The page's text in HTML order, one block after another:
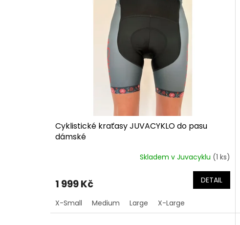
Cyklistické kraťasy JUVACYKLO do pasu
dámské
Skladem v Juvacyklu (1 ks)
1 999 Kč DETAIL
X-Small Medium Large X-Large